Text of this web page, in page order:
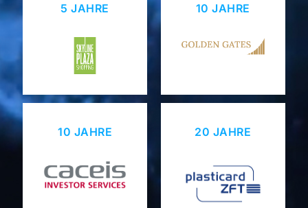
20 JAHRE
10 JAHRE
10 JAHRE
5 JAHRE